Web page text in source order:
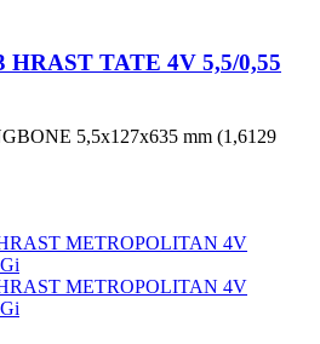
HRAST TATE 4V 5,5/0,55
5,5x127x635 mm (1,6129